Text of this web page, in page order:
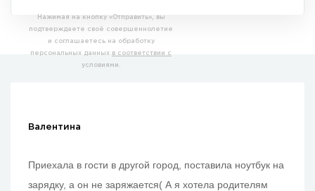
Нажимая на кнопку «Отправить», вы
подтверждаете своё совершеннолетие
и соглашаетесь на обработку
персональных данных в соответствии с
условиями
Валентина
Приехала в гости в другой город, поставила ноутбук на
зарядку, а он не заряжается( А я хотела родителям